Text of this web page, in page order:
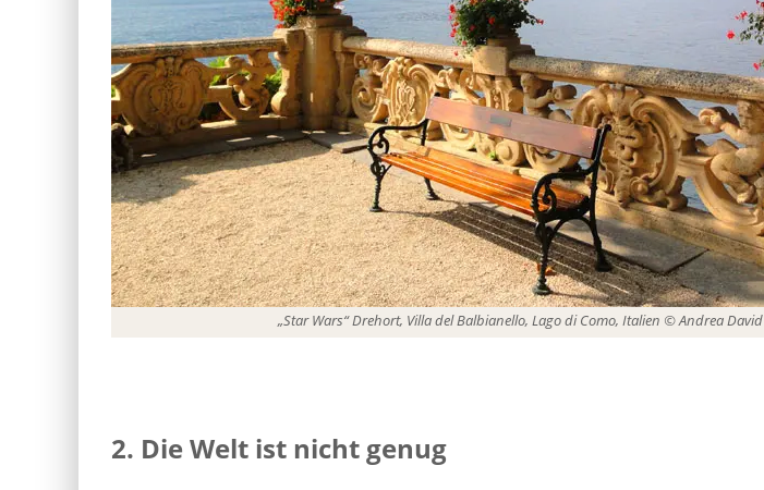
„Star Wars“ Drehort, Villa del Balbianello, Lago di Como, Italien © Andrea David
2. Die Welt ist nicht genug